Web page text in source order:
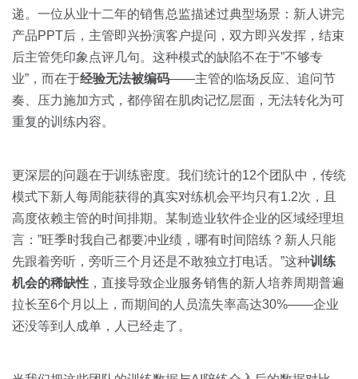
递。一位从业十二年的销售总监描述过典型场景：新人讲完
产品PPT后，主管即兴扮演客户提问，双方即兴发挥，结束
后主管凭印象点评几句。这种模式的缺陷不在于”不够专
业”，而在于经验无法被编码——主管的临场反应、追问节
奏、压力施加方式，都停留在肌肉记忆层面，无法转化为可
重复的训练内容。
更深层的问题在于训练密度。我们统计的12个团队中，传统
模式下新人每周能获得的真实对练机会平均只有1.2次，且
高度依赖主管的时间排期。某制造业软件企业的区域经理坦
言：”旺季时我自己都要冲业绩，哪有时间陪练？新人只能
先跟着旁听，旁听三个月还是不敢独立打电话。”这种训练
机会的稀缺性 ，直接导致企业服务销售的新人培养周期普遍
拉长至6个月以上，而期间的人员流失率高达30%——企业
还没等到人成单，人已经走了。